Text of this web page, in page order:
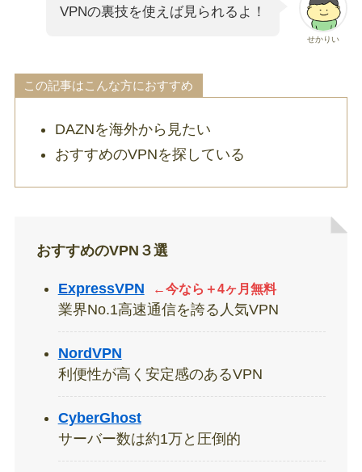
せかりい
VPNの裏技を使えば見られるよ！
この記事はこんな方におすすめ
DAZNを海外から見たい
おすすめのVPNを探している
おすすめのVPN３選
ExpressVPN ←今なら＋4ヶ月無料
業界No.1高速通信を誇る人気VPN
NordVPN
利便性が高く安定感のあるVPN
CyberGhost
サーバー数は約1万と圧倒的